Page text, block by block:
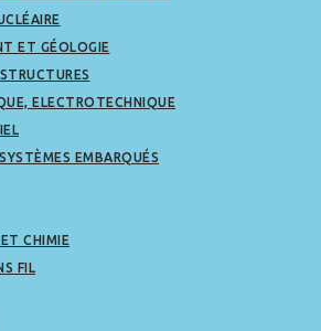
ET GÉOLOGIE
ELECTROTECHNIQUE
EMBARQUÉS
CHIMIE
FIL